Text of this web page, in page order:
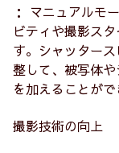
： マニュアルモ
ビティや撮影ス
す。シャッター
整して、被写体
を加えることがで
撮影技術の向上